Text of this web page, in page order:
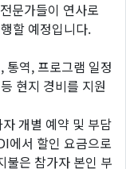
문가들이 연사로
할 예정입니다.
통역, 프로그램 일정
현지 경비를 지원
개별 예약 및 부담
에서 할인 요금으로
불은 참가자 본인 부